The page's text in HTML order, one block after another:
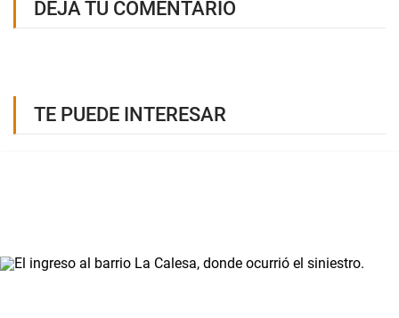
DEJÁ TU COMENTARIO
TE PUEDE INTERESAR